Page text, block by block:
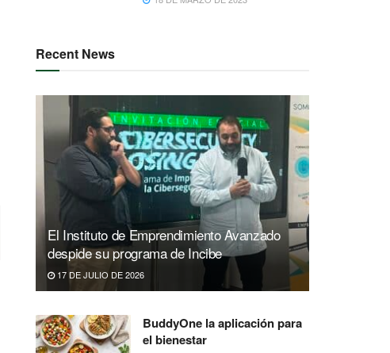
Recent News
El Instituto de Emprendimiento Avanzado
despide su programa de Incibe
17 DE JULIO DE 2026
BuddyOne la aplicación para
el bienestar